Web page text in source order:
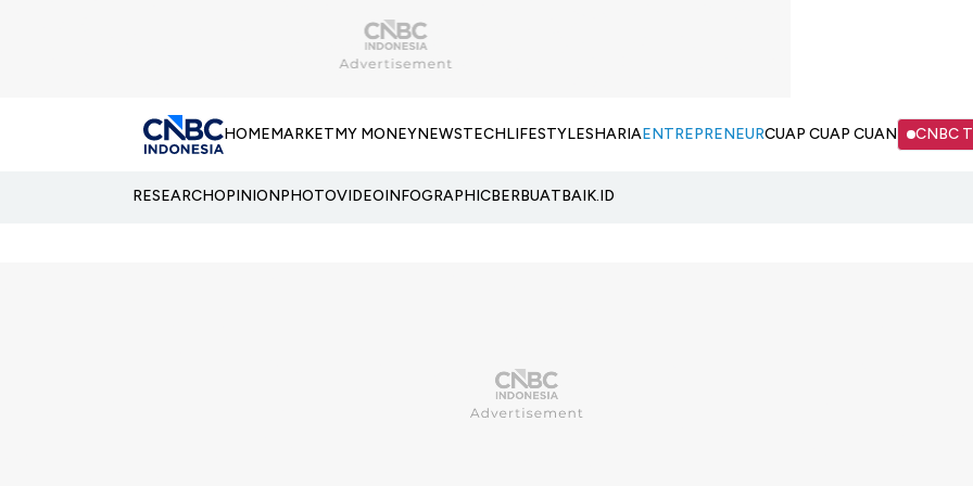
HOMEMARKETMY MONEYNEWSTECHLIFESTYLESHARIAENTREPRENEURCUAP CUAP CUAN CNBC
RESEARCHOPINIONPHOTOVIDEOINFOGRAPHICBERBUATBAIK.ID